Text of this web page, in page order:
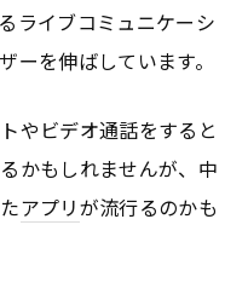
ライブコミュニケーシ
ーを伸ばしています。
やビデオ通話をすると
かもしれませんが、中
アプリが流行るのかも